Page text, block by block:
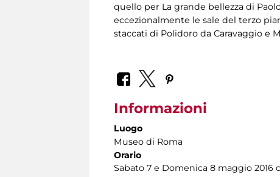
quello per La grande bellezza di
eccezionalmente le sale del terzo
staccati di Polidoro da Caravaggio e
Informazioni
Luogo
Museo di Roma
Orario
Sabato 7 e Domenica 8 maggio 2016